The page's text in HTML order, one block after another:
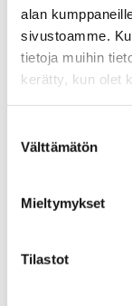
alan
sivustoamme.
tietoja muihin
kerätty, kun olet
valinta
Välttämätön
Mieltymykset
Tilastot
Lisätietoja:
510 0228 tai
Katso